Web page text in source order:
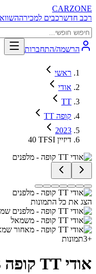
CARZONE
רכב חדשרכבים למכירה
הרשמה/התחברות
ראשי
אודי
TT
TT קופה
2023
40 TFSI דיזיין
הצג את כל התמונות
+
3תמונות
אודי TT קופה